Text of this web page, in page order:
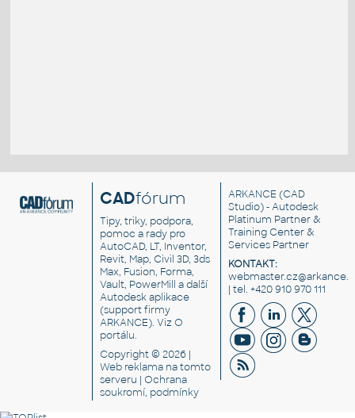
CADfórum
Tipy, triky, podpora,
pomoc a rady pro
AutoCAD, LT, Inventor,
Revit, Map, Civil 3D, 3ds
Max, Fusion, Forma,
Vault, PowerMill a další
Autodesk aplikace
(support firmy
ARKANCE). VizO
portálu.
Copyright © 2026 |
Web reklama na tomto
serveru |Ochrana
soukromí, podmínky
ARKANCE (CAD
Studio) - Autodesk
Platinum Partner &
Training Center &
Services Partner
KONTAKT:
| tel. +420 910 970 111